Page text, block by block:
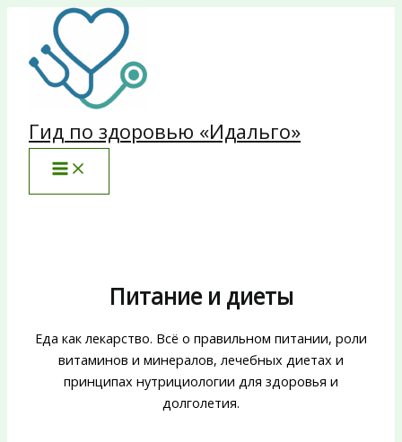
Перейти
содержимому
Гид по здоровью «Идальго»
Питание и диеты
Еда как лекарство. Всё о правильном питании, роли
витаминов и минералов, лечебных диетах и
принципах нутрициологии для здоровья и
долголетия.